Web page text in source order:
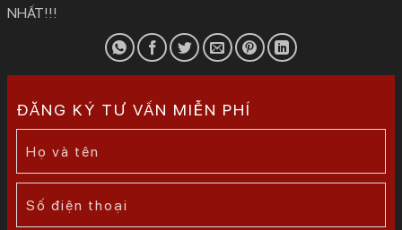
NHẤT!!!
ĐĂNG KÝ TƯ VẤN MIỄN PHÍ